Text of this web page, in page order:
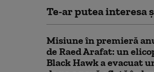
Te-ar putea interesa
Misiune în premieră
de Raed Arafat: un
Black Hawk a evacuat